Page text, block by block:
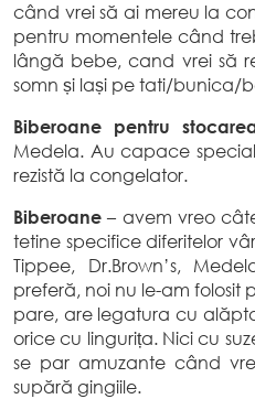
când vrei să ai mereu la
pentru momentele când
lângă bebe, cand vrei să
somn și lași pe tati/bunica/
Biberoane pentru
Medela. Au capace
rezistă la congelator.
Biberoane – avem vreo
tetine specifice diferitelor
Tippee, Dr.Brown’s,
preferă, noi nu le-am folosit
pare, are legatura cu
orice cu lingurița. Nici cu
se par amuzante când
supără gingiile.